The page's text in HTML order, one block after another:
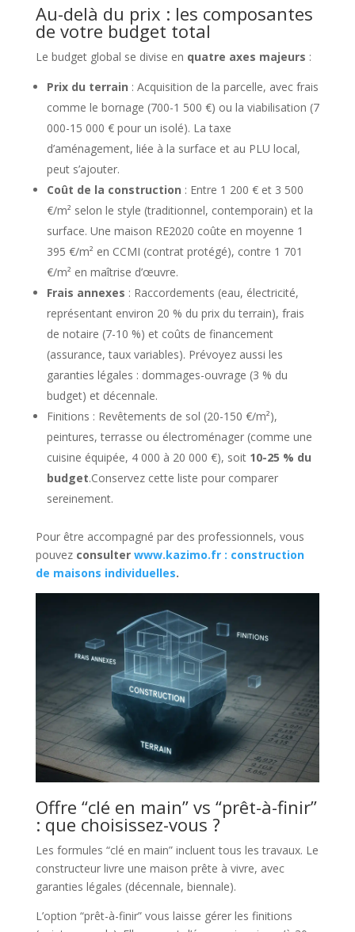
Au-delà du prix : les composantes
de votre budget total
Le budget global se divise en quatre axes majeurs :
Prix du terrain : Acquisition de la parcelle, avec frais
comme le bornage (700-1 500 €) ou la viabilisation (7
000-15 000 € pour un isolé). La taxe
d’aménagement, liée à la surface et au PLU local,
peut s’ajouter.
Coût de la construction : Entre 1 200 € et 3 500
€/m² selon le style (traditionnel, contemporain) et la
surface. Une maison RE2020 coûte en moyenne 1
395 €/m² en CCMI (contrat protégé), contre 1 701
€/m² en maîtrise d’œuvre.
Frais annexes : Raccordements (eau, électricité,
représentant environ 20 % du prix du terrain), frais
de notaire (7-10 %) et coûts de financement
(assurance, taux variables). Prévoyez aussi les
garanties légales : dommages-ouvrage (3 % du
budget) et décennale.
Finitions : Revêtements de sol (20-150 €/m²),
peintures, terrasse ou électroménager (comme une
cuisine équipée, 4 000 à 20 000 €), soit 10-25 % du
budget.Conservez cette liste pour comparer
sereinement.
Pour être accompagné par des professionnels, vous
pouvez consulter www.kazimo.fr : construction
de maisons individuelles.
Offre “clé en main” vs “prêt-à-finir”
: que choisissez-vous ?
Les formules “clé en main” incluent tous les travaux. Le
constructeur livre une maison prête à vivre, avec
garanties légales (décennale, biennale).
L’option “prêt-à-finir” vous laisse gérer les finitions